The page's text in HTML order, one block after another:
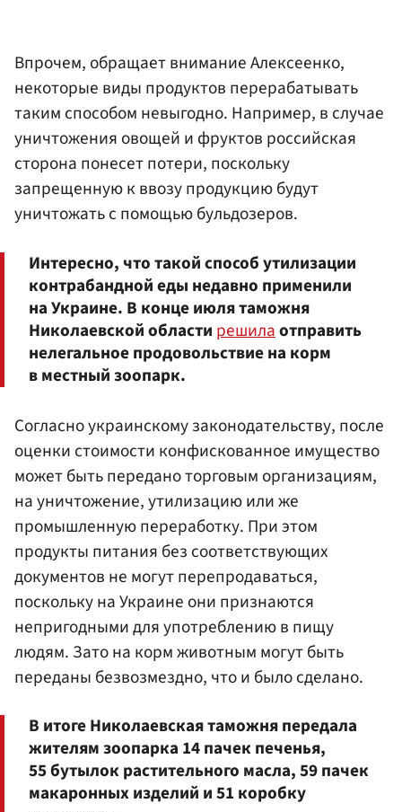
Впрочем, обращает внимание Алексеенко,
некоторые виды продуктов перерабатывать
таким способом невыгодно. Например, в случае
уничтожения овощей и фруктов российская
сторона понесет потери, поскольку
запрещенную к ввозу продукцию будут
уничтожать с помощью бульдозеров.
Интересно, что такой способ утилизации
контрабандной еды недавно применили
на Украине. В конце июля таможня
Николаевской области решилаотправить
нелегальное продовольствие на корм
в местный зоопарк.
Согласно украинскому законодательству, после
оценки стоимости конфискованное имущество
может быть передано торговым организациям,
на уничтожение, утилизацию или же
промышленную переработку. При этом
продукты питания без соответствующих
документов не могут перепродаваться,
поскольку на Украине они признаются
непригодными для употреблению в пищу
людям. Зато на корм животным могут быть
переданы безвозмездно, что и было сделано.
В итоге Николаевская таможня передала
жителям зоопарка 14 пачек печенья,
55 бутылок растительного масла, 59 пачек
макаронных изделий и 51 коробку